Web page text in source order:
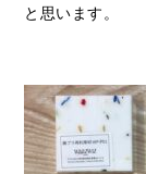
と思います。